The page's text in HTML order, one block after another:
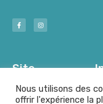
Site
Nous utilisons des
offrir l'expérience la